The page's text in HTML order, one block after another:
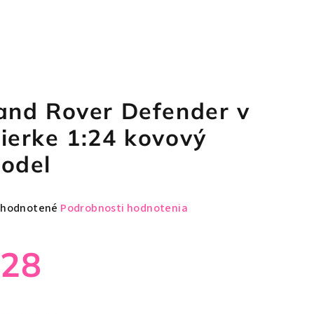
Rover Defender v
1:24 kovový
Podrobnosti hodnotenia